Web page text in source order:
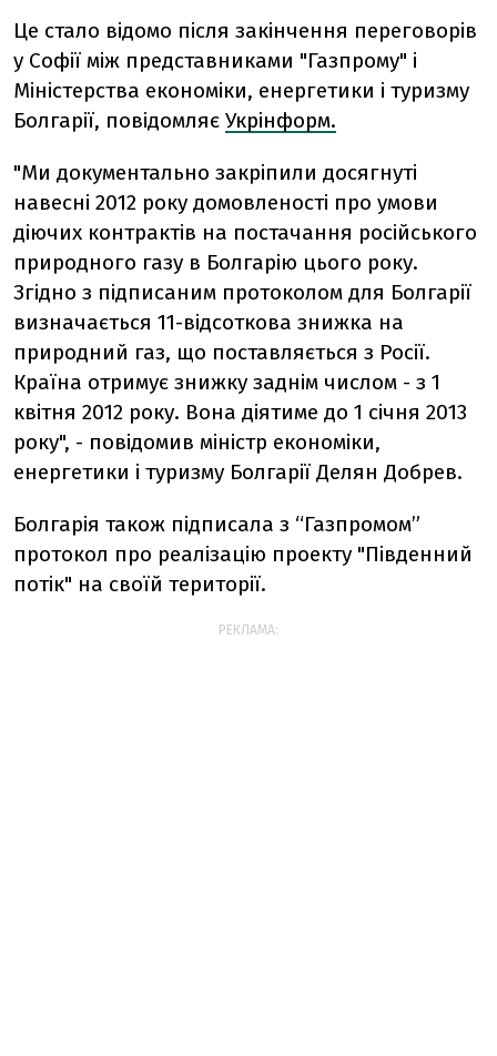
Це стало відомо після закінчення переговорів
у Софії між представниками "Газпрому" і
Міністерства економіки, енергетики і туризму
Болгарії, повідомляє Укрінформ.
"Ми документально закріпили досягнуті
навесні 2012 року домовленості про умови
діючих контрактів на постачання російського
природного газу в Болгарію цього року.
Згідно з підписаним протоколом для Болгарії
визначається 11-відсоткова знижка на
природний газ, що поставляється з Росії.
Країна отримує знижку заднім числом - з 1
квітня 2012 року. Вона діятиме до 1 січня 2013
року", - повідомив міністр економіки,
енергетики і туризму Болгарії Делян Добрев.
Болгарія також підписала з “Газпромом”
протокол про реалізацію проекту "Південний
потік" на своїй території.
РЕКЛАМА: